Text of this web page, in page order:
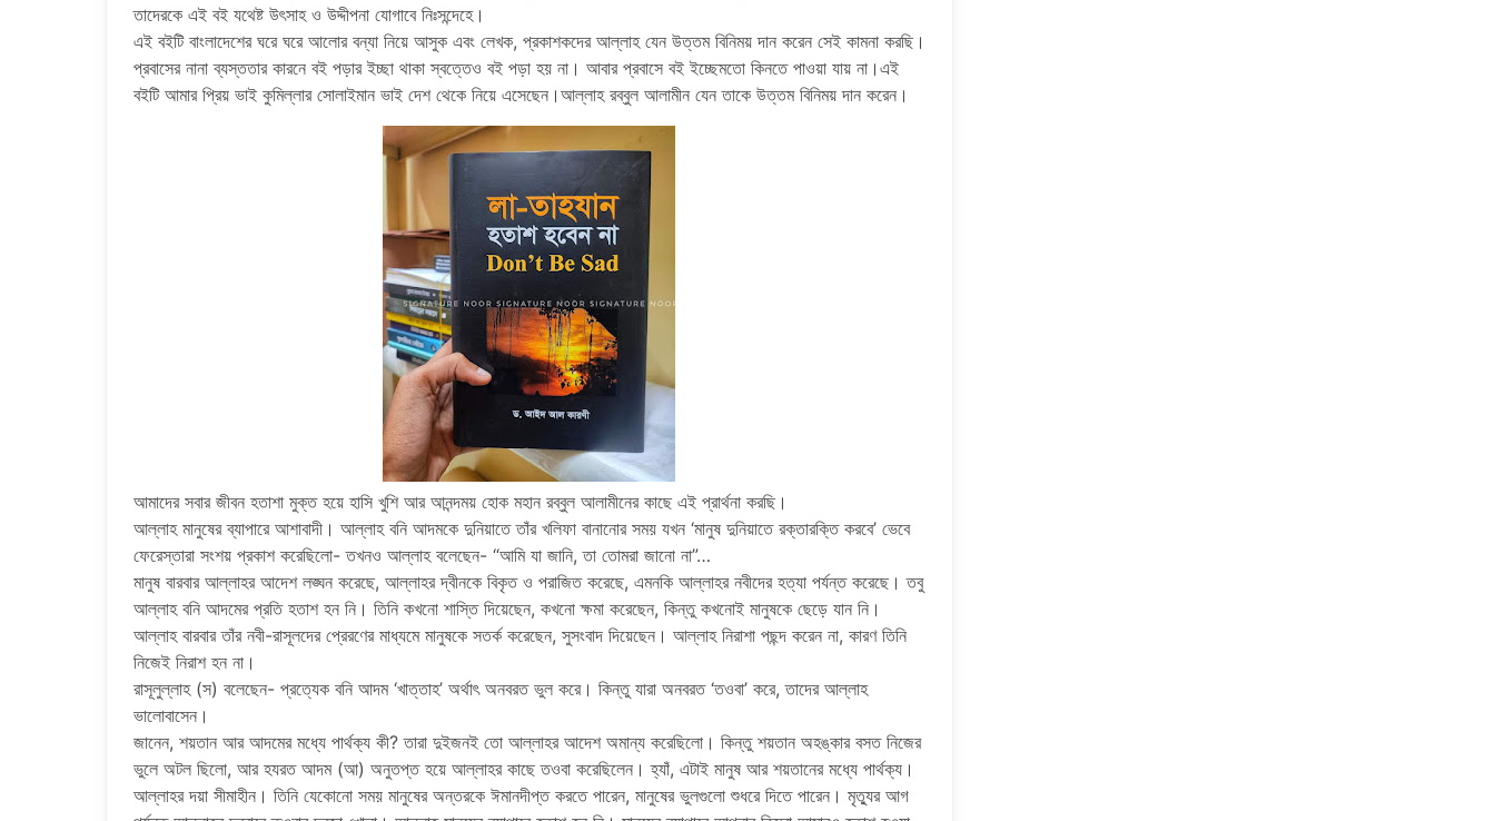
তাদেরকে এই বই যথেষ্ট উৎসাহ ও উদ্দীপনা যোগাবে নিঃসন্দেহে।
এই বইটি বাংলাদেশের ঘরে ঘরে আলোর বন্যা নিয়ে আসুক এবং লেখক, প্রকাশকদের আল্লাহ যেন উত্তম বিনিময় দান করেন সেই কামনা করছি।
প্রবাসের নানা ব্যস্ততার কারনে বই পড়ার ইচ্ছা থাকা স্বত্তেও বই পড়া হয় না। আবার প্রবাসে বই ইচ্ছেমতো কিনতে পাওয়া যায় না।এই
বইটি আমার প্রিয় ভাই কুমিল্লার সোলাইমান ভাই দেশ থেকে নিয়ে এসেছেন।আল্লাহ রব্বুল আলামীন যেন তাকে উত্তম বিনিময় দান করেন।
আমাদের সবার জীবন হতাশা মুক্ত হয়ে হাসি খুশি আর আনন্দময় হোক মহান রব্বুল আলামীনের কাছে এই প্রার্থনা করছি।
আল্লাহ মানুষের ব্যাপারে আশাবাদী। আল্লাহ বনি আদমকে দুনিয়াতে তাঁর খলিফা বানানোর সময় যখন ‘মানুষ দুনিয়াতে রক্তারক্তি করবে’ ভেবে
ফেরেস্তারা সংশয় প্রকাশ করেছিলো- তখনও আল্লাহ বলেছেন- “আমি যা জানি, তা তোমরা জানো না”…
মানুষ বারবার আল্লাহর আদেশ লঙ্ঘন করেছে, আল্লাহর দ্বীনকে বিকৃত ও পরাজিত করেছে, এমনকি আল্লাহর নবীদের হত্যা পর্যন্ত করেছে। তবু
আল্লাহ বনি আদমের প্রতি হতাশ হন নি। তিনি কখনো শাস্তি দিয়েছেন, কখনো ক্ষমা করেছেন, কিন্তু কখনোই মানুষকে ছেড়ে যান নি।
আল্লাহ বারবার তাঁর নবী-রাসূলদের প্রেরণের মাধ্যমে মানুষকে সতর্ক করেছেন, সুসংবাদ দিয়েছেন। আল্লাহ নিরাশা পছন্দ করেন না, কারণ তিনি
নিজেই নিরাশ হন না।
রাসূলুল্লাহ (স) বলেছেন- প্রত্যেক বনি আদম ‘খাত্তাহ’ অর্থাৎ অনবরত ভুল করে। কিন্তু যারা অনবরত ‘তওবা’ করে, তাদের আল্লাহ
ভালোবাসেন।
জানেন, শয়তান আর আদমের মধ্যে পার্থক্য কী? তারা দুইজনই তো আল্লাহর আদেশ অমান্য করেছিলো। কিন্তু শয়তান অহঙ্কার বসত নিজের
ভুলে অটল ছিলো, আর হযরত আদম (আ) অনুতপ্ত হয়ে আল্লাহর কাছে তওবা করেছিলেন। হ্যাঁ, এটাই মানুষ আর শয়তানের মধ্যে পার্থক্য।
আল্লাহর দয়া সীমাহীন। তিনি যেকোনো সময় মানুষের অন্তরকে ঈমানদীপ্ত করতে পারেন, মানুষের ভুলগুলো শুধরে দিতে পারেন। মৃত্যুর আগ